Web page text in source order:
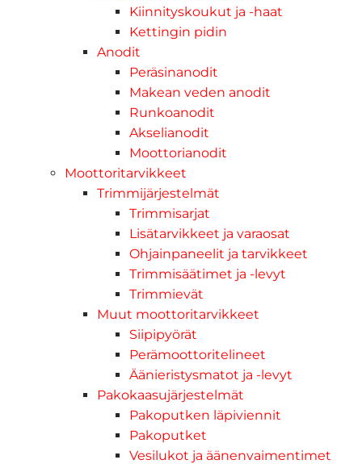
Kiinnityskoukut ja -haat
Kettingin pidin
Anodit
Peräsinanodit
Makean veden anodit
Runkoanodit
Akselianodit
Moottorianodit
Moottoritarvikkeet
Trimmijärjestelmät
Trimmisarjat
Lisätarvikkeet ja varaosat
Ohjainpaneelit ja tarvikkeet
Trimmisäätimet ja -levyt
Trimmievät
Muut moottoritarvikkeet
Siipipyörät
Perämoottoritelineet
Äänieristysmatot ja -levyt
Pakokaasujärjestelmät
Pakoputken läpiviennit
Pakoputket
Vesilukot ja äänenvaimentimet